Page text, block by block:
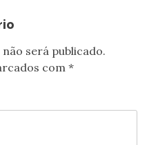
será publicado.
com*